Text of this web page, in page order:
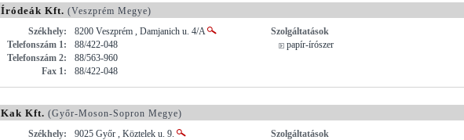
Íródeák Kft. (Veszprém Megye)
Székhely:
8200 Veszprém , Damjanich u. 4/A
Telefonszám 1:
88/422-048
Telefonszám 2:
88/563-960
Fax 1:
88/422-048
Szolgáltatások
papír-írószer
Kak Kft. (Győr-Moson-Sopron Megye)
Székhely:
9025 Győr , Köztelek u. 9.
Szolgáltatások